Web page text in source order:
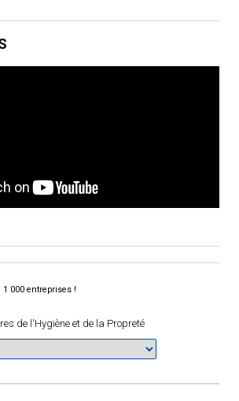
de l'Hygiène et de la Propreté